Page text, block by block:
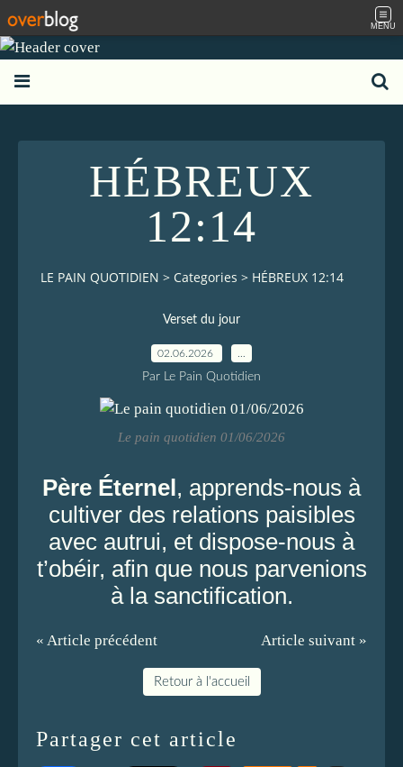
MENU
HÉBREUX
12:14
LE PAIN QUOTIDIEN > Categories > HÉBREUX 12:14
Verset du jour
02.06.2026
Par Le Pain Quotidien
Le pain quotidien 01/06/2026
Père Éternel, apprends-nous à
cultiver des relations paisibles
avec autrui, et dispose-nous à
t’obéir, afin que nous parvenions
à la sanctification.
« Article précédent Article suivant »
Retour à l'accueil
Partager cet article